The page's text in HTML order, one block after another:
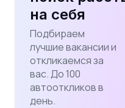
на себя
Подбираем
лучшие вакансии и
откликаемся за
вас. До 100
автооткликов в
день.